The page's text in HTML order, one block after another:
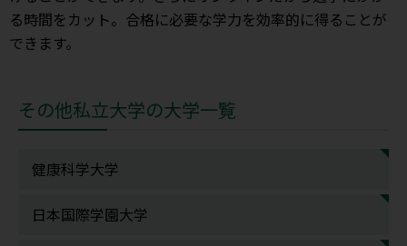
る時間をカット。合格に必要な学力を効率的に得ることが
できます。
その他私立大学の大学一覧
健康科学大学
日本国際学園大学